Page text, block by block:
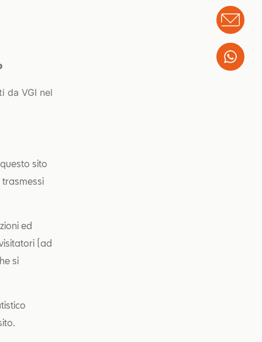
da VGI nel
sito
ed
(ad
si